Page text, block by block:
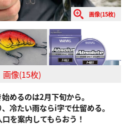
画像(15枚)
画像(15枚)
めるのは2月下旬から。
冷たい雨ならi字で仕留める。
を案内してもらおう！